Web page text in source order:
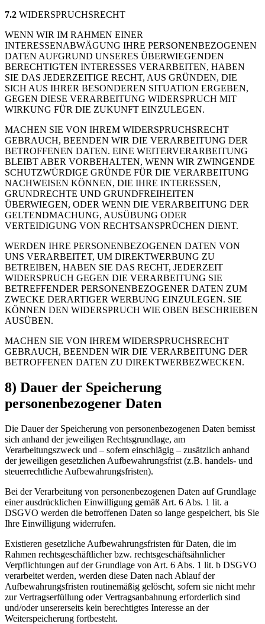
7.2 WIDERSPRUCHSRECHT
WENN WIR IM RAHMEN EINER
INTERESSENABWÄGUNG IHRE PERSONENBEZOGENEN
DATEN AUFGRUND UNSERES ÜBERWIEGENDEN
BERECHTIGTEN INTERESSES VERARBEITEN, HABEN
SIE DAS JEDERZEITIGE RECHT, AUS GRÜNDEN, DIE
SICH AUS IHRER BESONDEREN SITUATION ERGEBEN,
GEGEN DIESE VERARBEITUNG WIDERSPRUCH MIT
WIRKUNG FÜR DIE ZUKUNFT EINZULEGEN.
MACHEN SIE VON IHREM WIDERSPRUCHSRECHT
GEBRAUCH, BEENDEN WIR DIE VERARBEITUNG DER
BETROFFENEN DATEN. EINE WEITERVERARBEITUNG
BLEIBT ABER VORBEHALTEN, WENN WIR ZWINGENDE
SCHUTZWÜRDIGE GRÜNDE FÜR DIE VERARBEITUNG
NACHWEISEN KÖNNEN, DIE IHRE INTERESSEN,
GRUNDRECHTE UND GRUNDFREIHEITEN
ÜBERWIEGEN, ODER WENN DIE VERARBEITUNG DER
GELTENDMACHUNG, AUSÜBUNG ODER
VERTEIDIGUNG VON RECHTSANSPRÜCHEN DIENT.
WERDEN IHRE PERSONENBEZOGENEN DATEN VON
UNS VERARBEITET, UM DIREKTWERBUNG ZU
BETREIBEN, HABEN SIE DAS RECHT, JEDERZEIT
WIDERSPRUCH GEGEN DIE VERARBEITUNG SIE
BETREFFENDER PERSONENBEZOGENER DATEN ZUM
ZWECKE DERARTIGER WERBUNG EINZULEGEN. SIE
KÖNNEN DEN WIDERSPRUCH WIE OBEN BESCHRIEBEN
AUSÜBEN.
MACHEN SIE VON IHREM WIDERSPRUCHSRECHT
GEBRAUCH, BEENDEN WIR DIE VERARBEITUNG DER
BETROFFENEN DATEN ZU DIREKTWERBEZWECKEN.
8) Dauer der Speicherung
personenbezogener Daten
Die Dauer der Speicherung von personenbezogenen Daten bemisst
sich anhand der jeweiligen Rechtsgrundlage, am
Verarbeitungszweck und – sofern einschlägig – zusätzlich anhand
der jeweiligen gesetzlichen Aufbewahrungsfrist (z.B. handels- und
steuerrechtliche Aufbewahrungsfristen).
Bei der Verarbeitung von personenbezogenen Daten auf Grundlage
einer ausdrücklichen Einwilligung gemäß Art. 6 Abs. 1 lit. a
DSGVO werden die betroffenen Daten so lange gespeichert, bis Sie
Ihre Einwilligung widerrufen.
Existieren gesetzliche Aufbewahrungsfristen für Daten, die im
Rahmen rechtsgeschäftlicher bzw. rechtsgeschäftsähnlicher
Verpflichtungen auf der Grundlage von Art. 6 Abs. 1 lit. b DSGVO
verarbeitet werden, werden diese Daten nach Ablauf der
Aufbewahrungsfristen routinemäßig gelöscht, sofern sie nicht mehr
zur Vertragserfüllung oder Vertragsanbahnung erforderlich sind
und/oder unsererseits kein berechtigtes Interesse an der
Weiterspeicherung fortbesteht.